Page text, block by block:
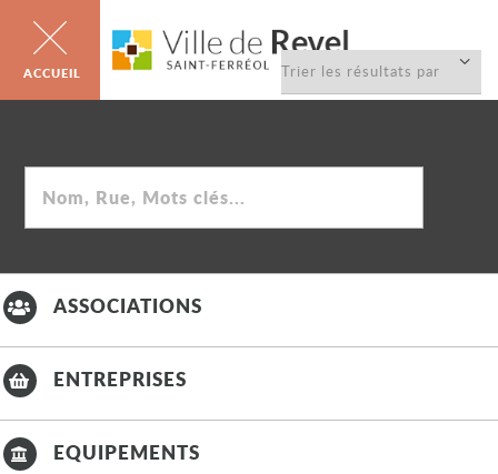
la
liste
ASSOCIATIONS
ENTREPRISES
EQUIPEMENTS